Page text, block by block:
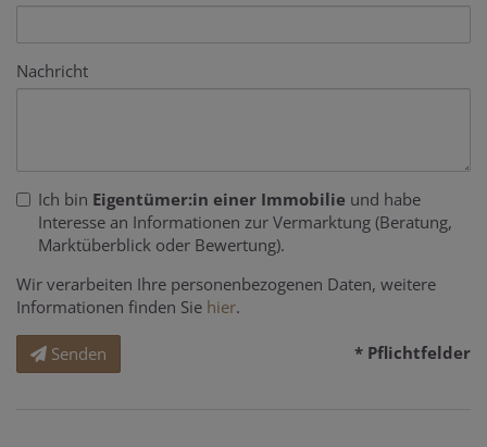
Nachricht
Ich bin Eigentümer:in einer Immobilie und habe
Interesse an Informationen zur Vermarktung (Beratung,
Marktüberblick oder Bewertung).
Wir verarbeiten Ihre personenbezogenen Daten, weitere
Informationen finden Sie hier.
Senden * Pflichtfelder